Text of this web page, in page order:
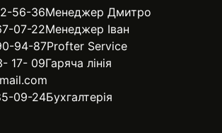
56-36Менеджер Дмитро
07-22Менеджер Іван
94-87Profter Service
17- 09Гаряча лінія
09-24Бухгалтерія